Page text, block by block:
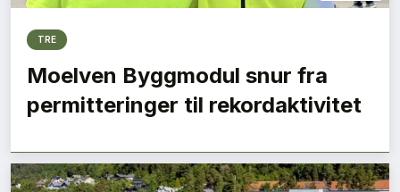
TRE
Moelven Byggmodul snur fra
permitteringer til rekordaktivitet